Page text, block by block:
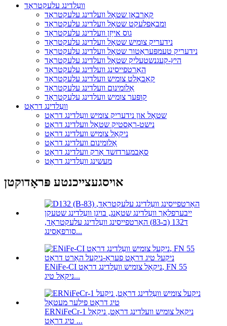
וועַלדינג עלעקטראָד
קאַרבאָן שטאָל וועלדינג עלעקטראָד
ומבאַפלעקט שטאָל וועלדינג עלעקטראָד
גוס אייַזן וועלדינג עלעקטראָד
נידעריק צומיש שטאָל וועלדינג עלעקטראָד
נידעריק טעמפּעראַטור שטאָל וועלדינג עלעקטראָד
היץ-קעגנשטעליק שטאָל וועלדינג עלעקטראָד
האַרטפייסינג וועלדינג עלעקטראָד
קאָבאַלט צומיש וועלדינג עלעקטראָד
אַלומינום וועלדינג עלעקטראָד
קופּער צומיש וועלדינג עלעקטראָד
וועַלדינג דראָט
שטאָל און נידעריק צומיש וועַלדינג דראָט
נישט-ראַסטיק שטאָל וועלדינג דראָט
ניקאַל צומיש וועלדינג דראָט
אַלומינום וועלדינג דראָט
סאַבמערדזשד אַרק וועלדינג דראָט
מעשינג וועַלדינג דראָט
אויסגעצייכנטע פּראָדוקטן
ד132 (ב-83) האַרטפייסינג וועַלדינג עלעקטראָד,
סורפאַסינג...
ENiFe-CI ניקאַל צומיש וועַלדינג דראָט, FN 55
ניקאַל טיג...
ERNiFeCr-1 ניקאַל צומיש וועלדינג דראָט, ניקאַל
טיג דראָט ...